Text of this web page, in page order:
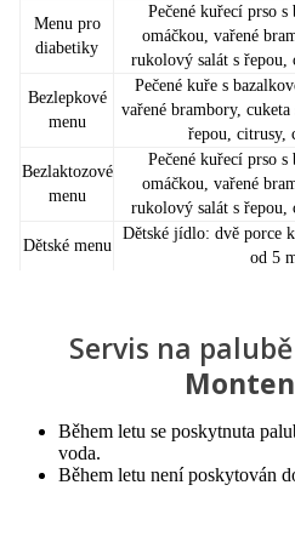
Menu pro
diabetiky
Pečené kuřecí prso s
omáčkou, vařené
rukolový salát s řepou,
Bezlepkové
menu
Pečené kuře s
vařené brambory,
řepou, citrusy,
Bezlaktozové
menu
Pečené kuřecí prso s
omáčkou, vařené
rukolový salát s řepou,
Dětské menu
Dětské jídlo: dvě porce
od 5
Servis na
Během letu se poskytnuta
voda.
Během letu není poskytován